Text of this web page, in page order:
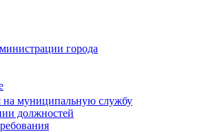
города
на муниципальную службу
должностей